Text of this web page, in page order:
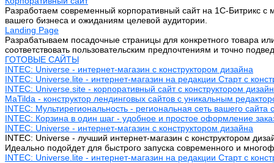
Разработаем современный корпоративный сайт на 1С-Битрикс с
вашего бизнеса и ожиданиям целевой аудитории.
Landing Page
Разрабатываем посадочные страницы для конкретного товара
соответствовать пользовательским предпочтениям и точно
ГОТОВЫЕ САЙТЫ
INTEC: Universe - интернет-магазин с конструктором дизайна
INTEC: Universe.lite - интернет-магазин на редакции Старт с
INTEC: Universe.site - корпоративный сайт с конструктором
MaTilda - конструктор лендинговых сайтов с уникальным
INTEC: Мультирегиональность - региональная сеть вашего
INTEC: Корзина в один шаг - удобное и простое оформление
INTEC: Universe - интернет-магазин с конструктором дизайна
INTEC: Universe - лучший интернет-магазин с конструктором
Идеально подойдет для быстрого запуска современного и
INTEC: Universe.lite - интернет-магазин на редакции Старт с